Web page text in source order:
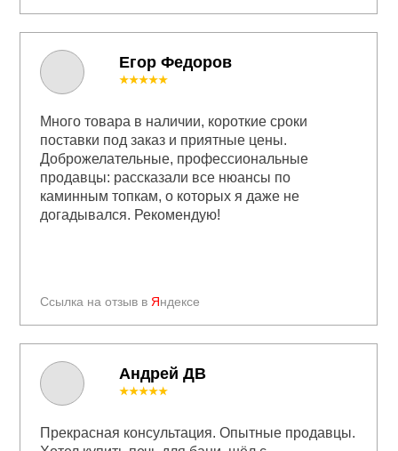
Егор Федоров
Ссылка на отзыв в Яндексе
★★★★★
Много товара в наличии, короткие сроки
поставки под заказ и приятные цены.
Доброжелательные, профессиональные
продавцы: рассказали все нюансы по
каминным топкам, о которых я даже не
догадывался. Рекомендую!
Андрей ДВ
★★★★★
Прекрасная консультация. Опытные продавцы.